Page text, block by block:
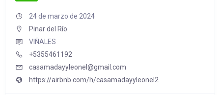
24 de marzo de 2024
Pinar del Río
VIÑALES
+5355461192
casamadayyleonel@gmail.com
https://airbnb.com/h/casamadayyleonel2